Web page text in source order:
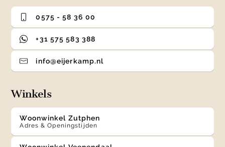
0575 - 58 36 00
+31 575 583 388
info@eijerkamp.nl
Winkels
Woonwinkel Zutphen
Adres & Openingstijden